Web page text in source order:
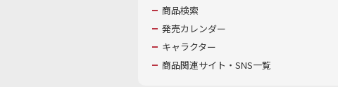
商品検索
発売カレンダー
キャラクター
商品関連サイト・SNS一覧